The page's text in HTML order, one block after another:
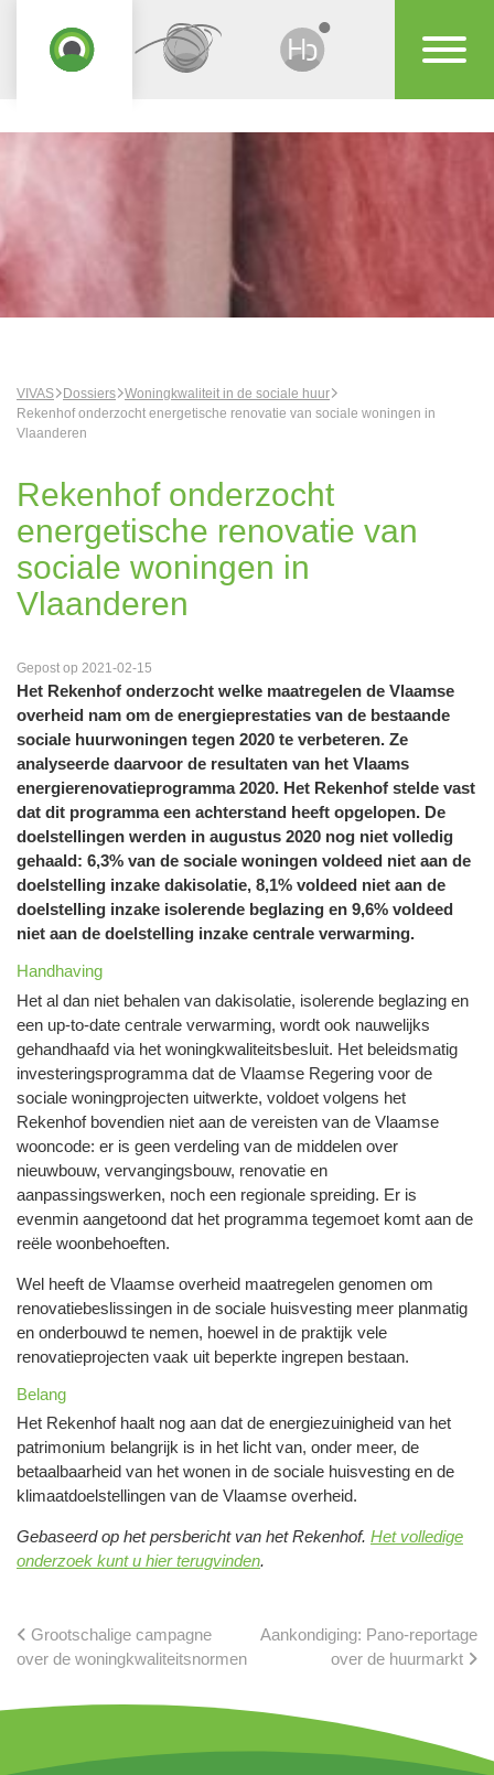
VIVAS Dossiers Woningkwaliteit in de sociale huur
Rekenhof onderzocht energetische renovatie van sociale woningen in
Vlaanderen
Rekenhof onderzocht
energetische renovatie van
sociale woningen in
Vlaanderen
Gepost op 2021-02-15
Het Rekenhof onderzocht welke maatregelen de Vlaamse
overheid nam om de energieprestaties van de bestaande
sociale huurwoningen tegen 2020 te verbeteren. Ze
analyseerde daarvoor de resultaten van het Vlaams
energierenovatieprogramma 2020. Het Rekenhof stelde vast
dat dit programma een achterstand heeft opgelopen. De
doelstellingen werden in augustus 2020 nog niet volledig
gehaald: 6,3% van de sociale woningen voldeed niet aan de
doelstelling inzake dakisolatie, 8,1% voldeed niet aan de
doelstelling inzake isolerende beglazing en 9,6% voldeed
niet aan de doelstelling inzake centrale verwarming.
Handhaving
Het al dan niet behalen van dakisolatie, isolerende beglazing en
een up‐to‐date centrale verwarming, wordt ook nauwelijks
gehandhaafd via het woningkwaliteitsbesluit. Het beleidsmatig
investeringsprogramma dat de Vlaamse Regering voor de
sociale woningprojecten uitwerkte, voldoet volgens het
Rekenhof bovendien niet aan de vereisten van de Vlaamse
wooncode: er is geen verdeling van de middelen over
nieuwbouw, vervangingsbouw, renovatie en
aanpassingswerken, noch een regionale spreiding. Er is
evenmin aangetoond dat het programma tegemoet komt aan de
reële woonbehoeften.
Wel heeft de Vlaamse overheid maatregelen genomen om
renovatiebeslissingen in de sociale huisvesting meer planmatig
en onderbouwd te nemen, hoewel in de praktijk vele
renovatieprojecten vaak uit beperkte ingrepen bestaan.
Belang
Het Rekenhof haalt nog aan dat de energiezuinigheid van het
patrimonium belangrijk is in het licht van, onder meer, de
betaalbaarheid van het wonen in de sociale huisvesting en de
klimaatdoelstellingen van de Vlaamse overheid.
Gebaseerd op het persbericht van het Rekenhof. Het volledige
onderzoek kunt u hier terugvinden.
Grootschalige campagne
over de woningkwaliteitsnormen
Aankondiging: Pano-reportage
over de huurmarkt